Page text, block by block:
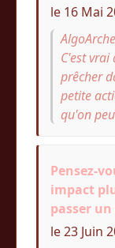
le 16 Mai
C'est
prêcher
petite
qu'on
Pensez-
impact
passer un
le 23 Juin